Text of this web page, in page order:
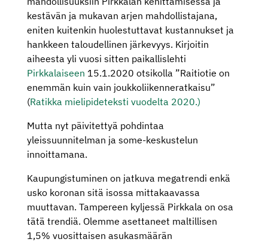
kestävän ja mukavan arjen mahdollistajana,
eniten kuitenkin huolestuttavat kustannukset ja
hankkeen taloudellinen järkevyys. Kirjoitin
aiheesta yli vuosi sitten paikallislehti
Pirkkalaiseen 15.1.2020 otsikolla ”Raitiotie on
enemmän kuin vain joukkoliikenneratkaisu”
(Ratikka mielipideteksti vuodelta 2020.)
Mutta nyt päivitettyä pohdintaa
yleissuunnitelman ja some-keskustelun
innoittamana.
Kaupungistuminen on jatkuva megatrendi enkä
usko koronan sitä isossa mittakaavassa
muuttavan. Tampereen kyljessä Pirkkala on osa
tätä trendiä. Olemme asettaneet maltillisen
1,5% vuosittaisen asukasmäärän